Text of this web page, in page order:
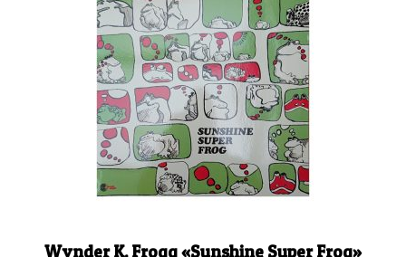
Wynder K. Frogg «Sunshine Super Frog»